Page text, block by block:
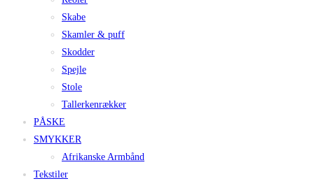
Skabe
Skamler & puff
Skodder
Spejle
Stole
Tallerkenrækker
PÅSKE
SMYKKER
Afrikanske Armbånd
Tekstiler